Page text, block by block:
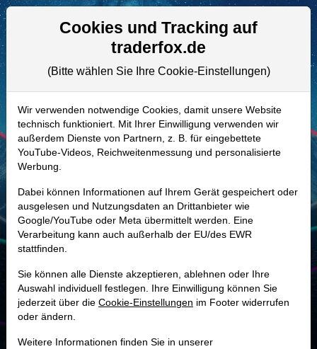
Aktien- und Artikelsuche
938201 | ENTG–Entegris Aktie
Realtime-Aktienkurs:
-
-
Marktkapitalisierung 21,75 Mrd. USD
Unternehmenswert 25,06 Mrd. USD
MONKEY-TRADER INDIKATOR
82.2 %
Cookies und Tracking auf
traderfox.de
(Bitte wählen Sie Ihre Cookie-Einstellungen)
Wir verwenden notwendige Cookies, damit unsere Website
technisch funktioniert. Mit Ihrer Einwilligung verwenden wir
außerdem Dienste von Partnern, z. B. für eingebettete
YouTube-Videos, Reichweitenmessung und personalisierte
Werbung.
Dabei können Informationen auf Ihrem Gerät gespeichert oder
ausgelesen und Nutzungsdaten an Drittanbieter wie
Google/YouTube oder Meta übermittelt werden. Eine
Verarbeitung kann auch außerhalb der EU/des EWR
stattfinden.
Sie können alle Dienste akzeptieren, ablehnen oder Ihre
Auswahl individuell festlegen. Ihre Einwilligung können Sie
jederzeit über die Cookie-Einstellungen im Footer widerrufen
oder ändern.
Weitere Informationen finden Sie in unserer